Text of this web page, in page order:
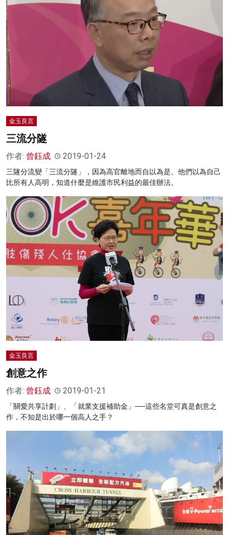
金玉良言
三流分隧
作者: 曾鈺成 2019-01-24
三隧分流變「三流分隧」，因為高官離地而自以為是。他們以為自己
比所有人高明，知道什麼是維護市民利益的最佳辦法。
金玉良言
創意之作
作者: 曾鈺成 2019-01-21
「關愛共享計劃」、「就業支援補助金」──這些名堂可真是創意之
作，不知是出於哪一個高人之手？